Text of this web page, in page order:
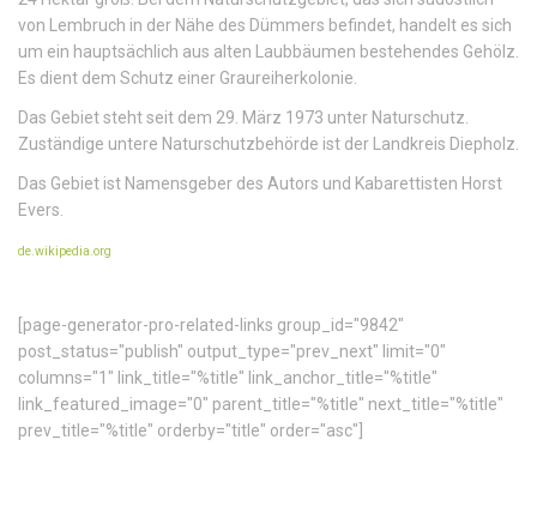
von Lembruch in der Nähe des Dümmers befindet, handelt es sich
um ein hauptsächlich aus alten Laubbäumen bestehendes Gehölz.
Es dient dem Schutz einer Graureiher­kolonie.
Das Gebiet steht seit dem 29. März 1973 unter Naturschutz.
Zuständige untere Naturschutzbehörde ist der Landkreis Diepholz.
Das Gebiet ist Namensgeber des Autors und Kabarettisten Horst
Evers.
de.wikipedia.org
[page-generator-pro-related-links group_id="9842"
post_status="publish" output_type="prev_next" limit="0"
columns="1" link_title="%title" link_anchor_title="%title"
link_featured_image="0" parent_title="%title" next_title="%title"
prev_title="%title" orderby="title" order="asc"]